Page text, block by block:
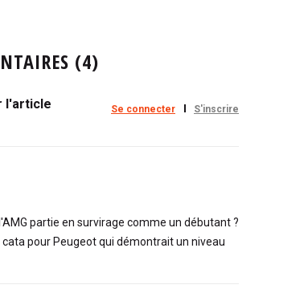
(4)
l'article Se connecter S'inscrire
partie en survirage comme un débutant ?
pour Peugeot qui démontrait un niveau